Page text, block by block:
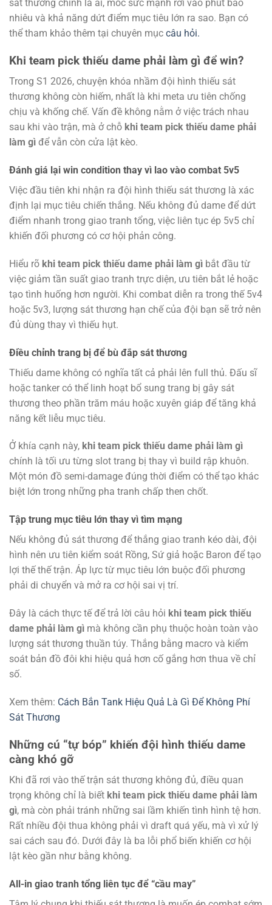
sát thương chính là ai, mốc sức mạnh rơi vào phút bao
nhiêu và khả năng dứt điểm mục tiêu lớn ra sao. Bạn có
thể tham khảo thêm tại chuyên mục câu hỏi.
Khi team pick thiếu dame phải làm gì để win?
Trong S1 2026, chuyện khóa nhầm đội hình thiếu sát
thương không còn hiếm, nhất là khi meta ưu tiên chống
chịu và khống chế. Vấn đề không nằm ở việc trách nhau
sau khi vào trận, mà ở chỗ khi team pick thiếu dame phải
làm gì để vẫn còn cửa lật kèo.
Đánh giá lại win condition thay vì lao vào combat 5v5
Việc đầu tiên khi nhận ra đội hình thiếu sát thương là xác
định lại mục tiêu chiến thắng. Nếu không đủ dame để dứt
điểm nhanh trong giao tranh tổng, việc liên tục ép 5v5 chỉ
khiến đối phương có cơ hội phản công.
Hiểu rõ khi team pick thiếu dame phải làm gì bắt đầu từ
việc giảm tần suất giao tranh trực diện, ưu tiên bắt lẻ hoặc
tạo tình huống hơn người. Khi combat diễn ra trong thế 5v4
hoặc 5v3, lượng sát thương hạn chế của đội bạn sẽ trở nên
đủ dùng thay vì thiếu hụt.
Điều chỉnh trang bị để bù đắp sát thương
Thiếu dame không có nghĩa tất cả phải lên full thủ. Đấu sĩ
hoặc tanker có thể linh hoạt bổ sung trang bị gây sát
thương theo phần trăm máu hoặc xuyên giáp để tăng khả
năng kết liễu mục tiêu.
Ở khía cạnh này, khi team pick thiếu dame phải làm gì
chính là tối ưu từng slot trang bị thay vì build rập khuôn.
Một món đồ semi-damage đúng thời điểm có thể tạo khác
biệt lớn trong những pha tranh chấp then chốt.
Tập trung mục tiêu lớn thay vì tìm mạng
Nếu không đủ sát thương để thắng giao tranh kéo dài, đội
hình nên ưu tiên kiểm soát Rồng, Sứ giả hoặc Baron để tạo
lợi thế thế trận. Áp lực từ mục tiêu lớn buộc đối phương
phải di chuyển và mở ra cơ hội sai vị trí.
Đây là cách thực tế để trả lời câu hỏi khi team pick thiếu
dame phải làm gì mà không cần phụ thuộc hoàn toàn vào
lượng sát thương thuần túy. Thắng bằng macro và kiểm
soát bản đồ đôi khi hiệu quả hơn cố gắng hơn thua về chỉ
số.
Xem thêm: Cách Bắn Tank Hiệu Quả Là Gì Để Không Phí
Sát Thương
Những cú “tự bóp” khiến đội hình thiếu dame
càng khó gỡ
Khi đã rơi vào thế trận sát thương không đủ, điều quan
trọng không chỉ là biết khi team pick thiếu dame phải làm
gì, mà còn phải tránh những sai lầm khiến tình hình tệ hơn.
Rất nhiều đội thua không phải vì draft quá yếu, mà vì xử lý
sai cách sau đó. Dưới đây là ba lỗi phổ biến khiến cơ hội
lật kèo gần như bằng không.
All-in giao tranh tổng liên tục để “cầu may”